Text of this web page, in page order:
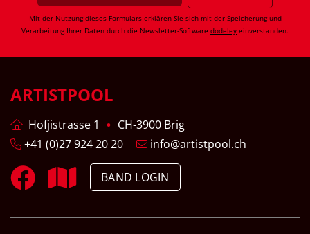
Mit der Nutzung dieses Formulars erklären Sie sich mit der Speicherung und
Verarbeitung Ihrer Daten durch die Newsletter-Software dodeley einverstanden.
ARTISTPOOL
Hofjistrasse 1
CH-3900 Brig
+41 (0)27 924 20 20
info@artistpool.ch
BAND LOGIN